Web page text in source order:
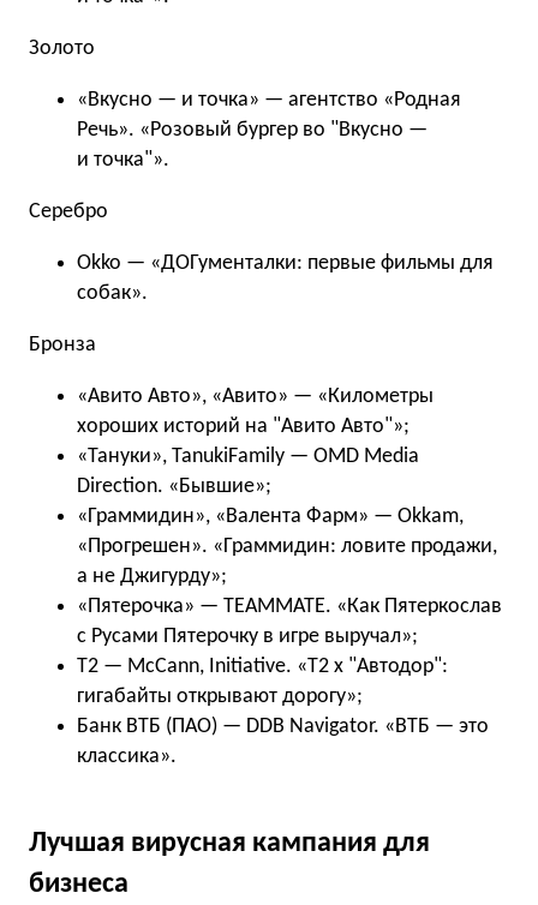
Золото
«Вкусно — и точка» — агентство «Родная
Речь». «Розовый бургер во "Вкусно —
и точка"».
Серебро
Okko — «ДОГументалки: первые фильмы для
собак».
Бронза
«Авито Авто», «Авито» — «Километры
хороших историй на "Авито Авто"»;
«Тануки», TanukiFamily — OMD Media
Direction. «Бывшие»;
«Граммидин», «Валента Фарм» — Okkam,
«Прогрешен». «Граммидин: ловите продажи,
а не Джигурду»;
«Пятерочка» — TEAMMATE. «Как Пятеркослав
с Русами Пятерочку в игре выручал»;
Т2 — McCann, Initiative. «T2 x "Автодор":
гигабайты открывают дорогу»;
Банк ВТБ (ПАО) — DDB Navigator. «ВТБ — это
классика».
Лучшая вирусная кампания для
бизнеса